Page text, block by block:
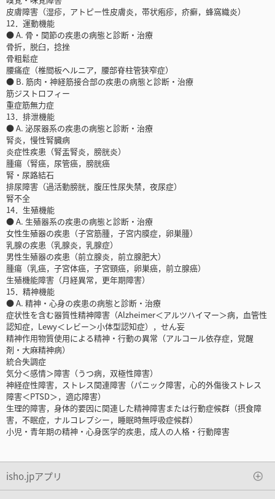
皮膚障害（湿疹，アトピー性皮膚炎，帯状疱疹，疥癬，蜂窩織炎）
12．運動機能
● A. 骨・関節の疾患の病態と診断・治療
骨折，脱臼，捻挫
骨粗鬆症
腰痛症（椎間板ヘルニア，腰部脊柱管狭窄症）
● B. 筋肉・神経筋接合部の疾患の病態と診断・治療
筋ジストロフィー
重症筋無力症
13．排泄機能
● A. 泌尿器系の疾患の病態と診断・治療
腎炎，慢性腎臓病
炎症性疾患（腎盂腎炎，膀胱炎）
腫瘍（腎癌，尿管癌，膀胱癌
腎・尿路結石
排尿障害（過活動膀胱，腹圧性尿失禁，夜尿症）
腎不全
14．生殖機能
● A. 生殖器系の疾患の病態と診断・治療
女性生殖器の疾患（子宮筋腫，子宮内膜症，卵巣腫）
乳腺の疾患（乳腺炎，乳腺症）
男性生殖器の疾患（前立腺炎，前立腺肥大）
腫瘍（乳癌，子宮体癌，子宮頸癌，卵巣癌，前立腺癌）
生殖機能障害（月経異常，更年期障害）
15．精神機能
● A. 精神・心身の疾患の病態と診断・治療
症状性を含む器質性精神障害（Alzheimer＜アルツハイマー＞病，血管性
認知症，Lewy＜レビー＞小体型認知症），せん妄
精神作用物質使用による精神・行動の異常（アルコール依存症，覚醒
剤・大麻精神病）
統合失調症
気分＜感情＞障害（うつ病，双極性障害）
神経症性障害，ストレス関連障害（パニック障害，心的外傷後ストレス
障害＜PTSD＞，適応障害）
生理的障害，身体的要因に関連した精神障害または行動症候群（摂食障
害，不眠症，ナルコレプシー，睡眠時無呼吸症候群）
小児・青年期の精神・心身医学的疾患，成人の人格・行動障害
isho.jpアプリ